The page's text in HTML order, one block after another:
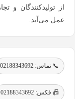
از تولیدکنندگان
عمل می‌آید.
📞 تماس: 02188343692
📠 فکس: 02188343692